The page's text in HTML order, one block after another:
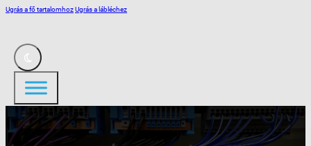
Ugrás a fő tartalomhozUgrás a lábléchez